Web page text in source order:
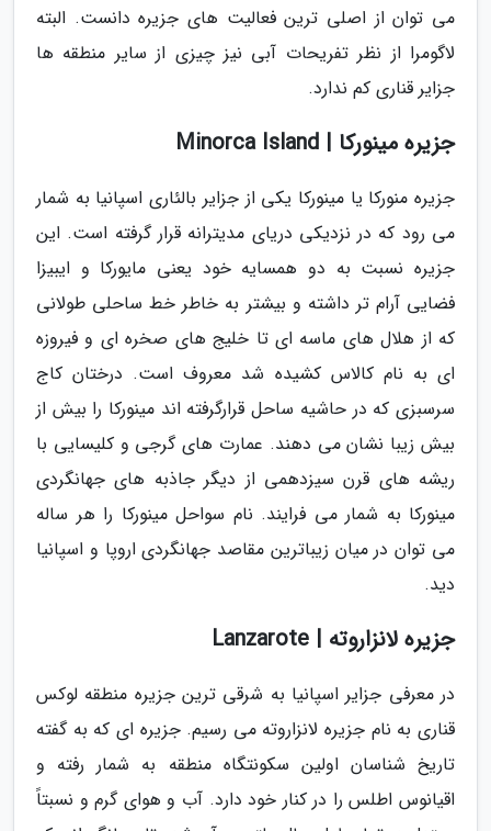
می توان از اصلی ترین فعالیت های جزیره دانست. البته
لاگومرا از نظر تفریحات آبی نیز چیزی از سایر منطقه ها
جزایر قناری کم ندارد.
جزیره مینورکا | Minorca Island
جزیره منورکا یا مینورکا یکی از جزایر بالئاری اسپانیا به شمار
می رود که در نزدیکی دریای مدیترانه قرار گرفته است. این
جزیره نسبت به دو همسایه خود یعنی مایورکا و ایبیزا
فضایی آرام تر داشته و بیشتر به خاطر خط ساحلی طولانی
که از هلال های ماسه ای تا خلیج های صخره ای و فیروزه
ای به نام کالاس کشیده شد معروف است. درختان کاج
سرسبزی که در حاشیه ساحل قرارگرفته اند مینورکا را بیش از
بیش زیبا نشان می دهند. عمارت های گرجی و کلیسایی با
ریشه های قرن سیزدهمی از دیگر جاذبه های جهانگردی
مینورکا به شمار می فرایند. نام سواحل مینورکا را هر ساله
می توان در میان زیباترین مقاصد جهانگردی اروپا و اسپانیا
دید.
جزیره لانزاروته | Lanzarote
در معرفی جزایر اسپانیا به شرقی ترین جزیره منطقه لوکس
قناری به نام جزیره لانزاروته می رسیم. جزیره ای که به گفته
تاریخ شناسان اولین سکونتگاه منطقه به شمار رفته و
اقیانوس اطلس را در کنار خود دارد. آب و هوای گرم و نسبتاً